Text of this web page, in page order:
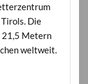
Die
21,5 Metern
weltweit.